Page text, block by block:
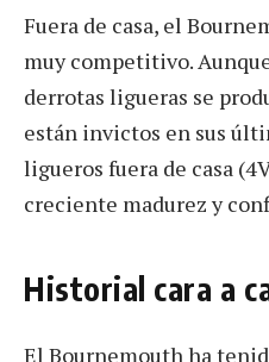
Fuera de casa, el
muy competitivo.
derrotas ligueras se
están invictos en sus
ligueros fuera de casa
creciente madurez y
Historial cara a
El Bournemouth ha